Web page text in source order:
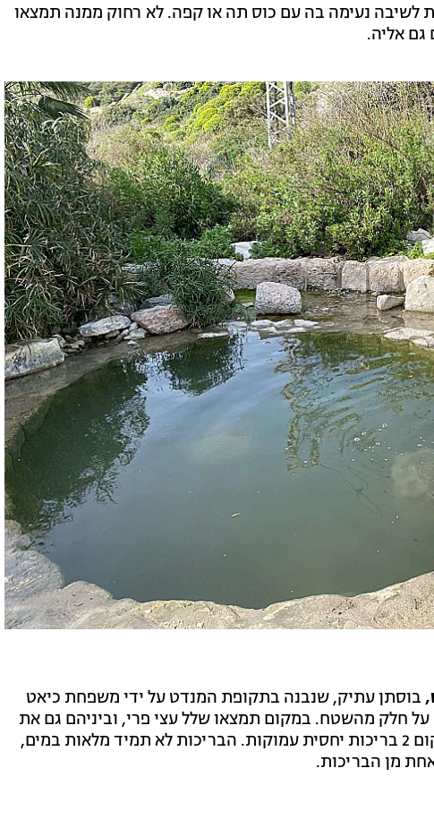
לשיבה נעימה בה עם כוס תה או קפה. לא רחוק ממנה תמצאו
גם אליה.
בוסתן עתיק, שנבנה בתקופת המנדט על ידי משפחת כיאט
חלק מהשטח. במקום תמצאו שלל עצי פרי, וביניהם גם את
עץ הרימון, אחד מסמלי החג. עוד תמצאו במקום 2 בריכות יחסית עמוקות. הבריכות לא תמיד מלאות במים,
מן הבריכות.